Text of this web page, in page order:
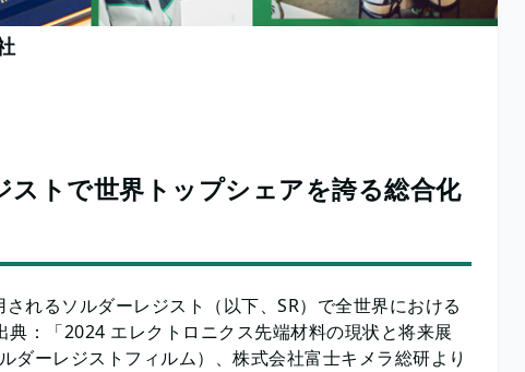
トで世界トップシェアを誇る総合化
れるソルダーレジスト（以下、SR）で全世界における
「2024 エレクトロニクス先端材料の現状と将来展
ダーレジストフィルム）、株式会社富士キメラ総研より